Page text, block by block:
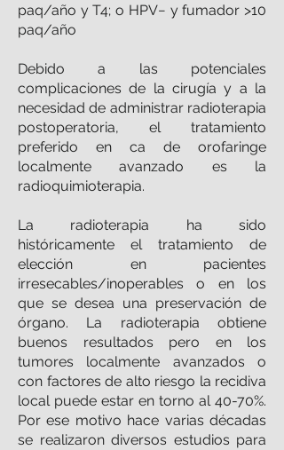
paq/año y T4; o HPV− y fumador >10
paq/año
Debido a las potenciales
complicaciones de la cirugía y a la
necesidad de administrar radioterapia
postoperatoria, el tratamiento
preferido en ca de orofaringe
localmente avanzado es la
radioquimioterapia.
La radioterapia ha sido
históricamente el tratamiento de
elección en pacientes
irresecables/inoperables o en los
que se desea una preservación de
órgano. La radioterapia obtiene
buenos resultados pero en los
tumores localmente avanzados o
con factores de alto riesgo la recidiva
local puede estar en torno al 40-70%.
Por ese motivo hace varias décadas
se realizaron diversos estudios para